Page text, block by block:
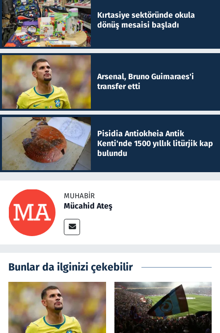
Kırtasiye sektöründe okula
dönüş mesaisi başladı
Arsenal, Bruno Guimaraes'i
transfer etti
Pisidia Antiokheia Antik
Kenti'nde 1500 yıllık litürjik kap
bulundu
MUHABIR
Mücahid Ateş
Bunlar da ilginizi çekebilir